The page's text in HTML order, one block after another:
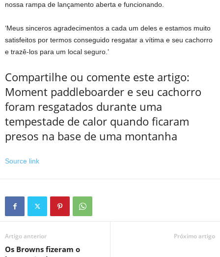
nossa rampa de lançamento aberta e funcionando.
‘Meus sinceros agradecimentos a cada um deles e estamos muito
satisfeitos por termos conseguido resgatar a vítima e seu cachorro
e trazê-los para um local seguro.’
Compartilhe ou comente este artigo:
Moment paddleboarder e seu cachorro
foram resgatados durante uma
tempestade de calor quando ficaram
presos na base de uma montanha
Source link
Artigo anterior
Os Browns fizeram o
Próximo artigo